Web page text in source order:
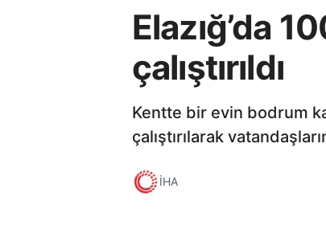
Elazığ’da
çalıştırıldı
Kentte bir evin bodrum
çalıştırılarak
İHA